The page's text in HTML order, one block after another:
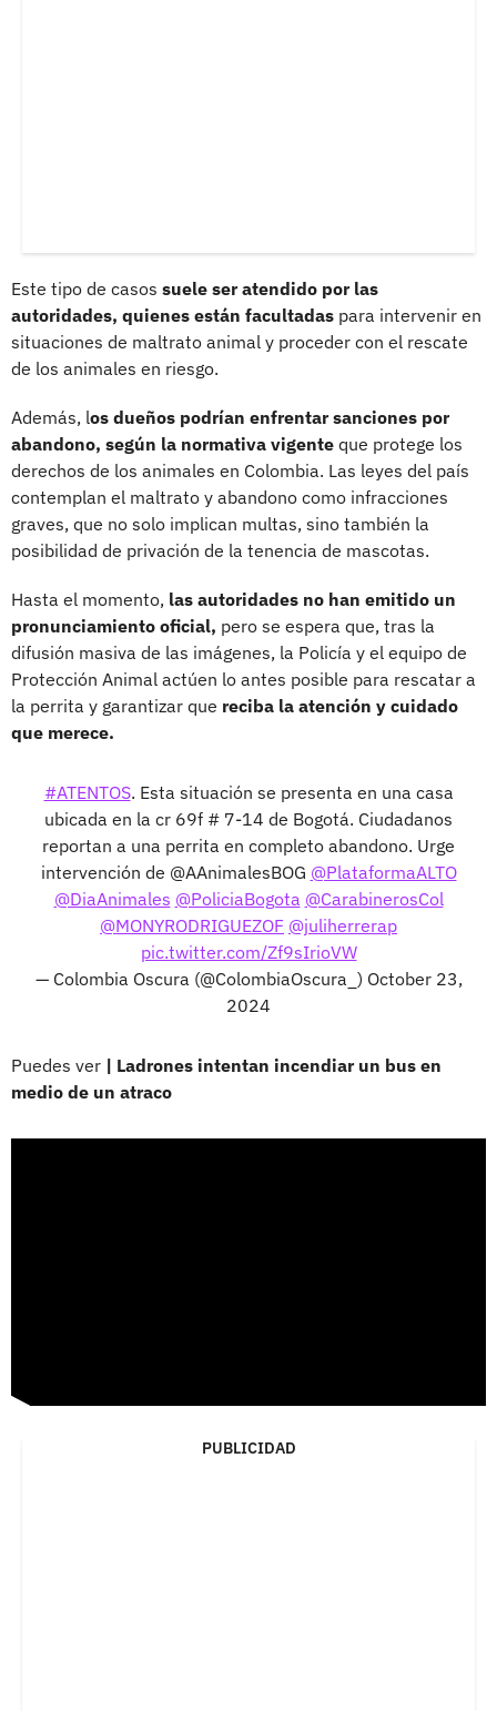
Este tipo de casos suele ser atendido por las
autoridades, quienes están facultadas para intervenir en
situaciones de maltrato animal y proceder con el rescate
de los animales en riesgo.
Además, los dueños podrían enfrentar sanciones por
abandono, según la normativa vigente que protege los
derechos de los animales en Colombia. Las leyes del país
contemplan el maltrato y abandono como infracciones
graves, que no solo implican multas, sino también la
posibilidad de privación de la tenencia de mascotas.
Hasta el momento, las autoridades no han emitido un
pronunciamiento oficial, pero se espera que, tras la
difusión masiva de las imágenes, la Policía y el equipo de
Protección Animal actúen lo antes posible para rescatar a
la perrita y garantizar que reciba la atención y cuidado
que merece.
#ATENTOS. Esta situación se presenta en una casa
ubicada en la cr 69f # 7-14 de Bogotá. Ciudadanos
reportan a una perrita en completo abandono. Urge
intervención de @AAnimalesBOG @PlataformaALTO
@DiaAnimales @PoliciaBogota @CarabinerosCol
@MONYRODRIGUEZOF @juliherrerap
pic.twitter.com/Zf9sIrioVW
— Colombia Oscura (@ColombiaOscura_) October 23,
2024
Puedes ver | Ladrones intentan incendiar un bus en
medio de un atraco
PUBLICIDAD